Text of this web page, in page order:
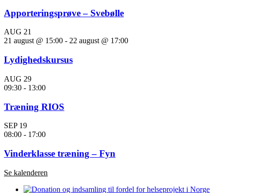
Apporteringsprøve – Svebølle
AUG 21
21 august @ 15:00 - 22 august @ 17:00
Lydighedskursus
AUG 29
09:30 - 13:00
Træning RIOS
SEP 19
08:00 - 17:00
Vinderklasse træning – Fyn
Se kalenderen